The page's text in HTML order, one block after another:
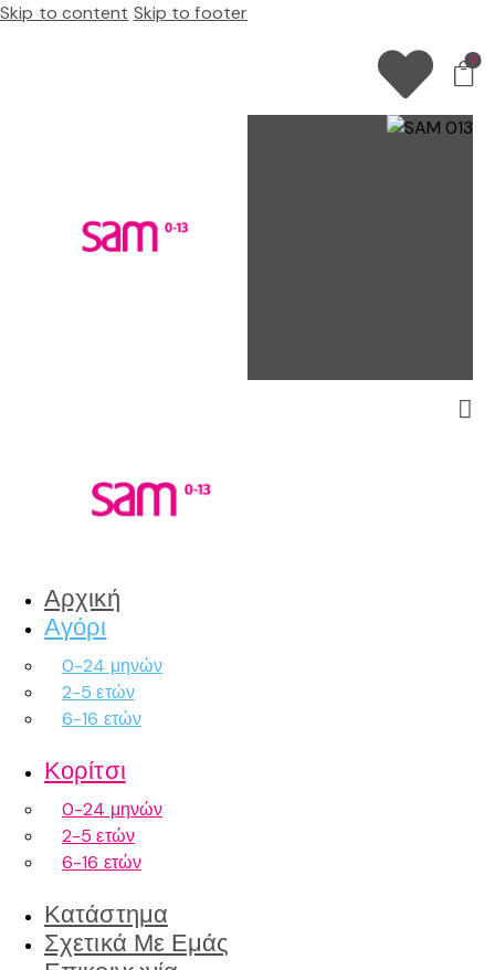
Skip to content Skip to footer
0
Αρχική
Αγόρι
0-24 μηνών
2-5 ετών
6-16 ετών
Κορίτσι
0-24 μηνών
2-5 ετών
6-16 ετών
Κατάστημα
Σχετικά Με Εμάς